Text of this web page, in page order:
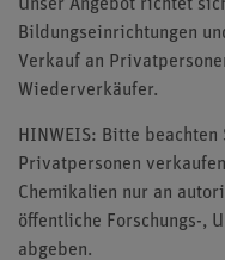
Unser Angebot richtet
Bildungseinrichtungen
Verkauf an
Wiederverkäufer.
HINWEIS: Bitte
Privatpersonen
Chemikalien nur an
öffentliche Forschungs-,
abgeben.